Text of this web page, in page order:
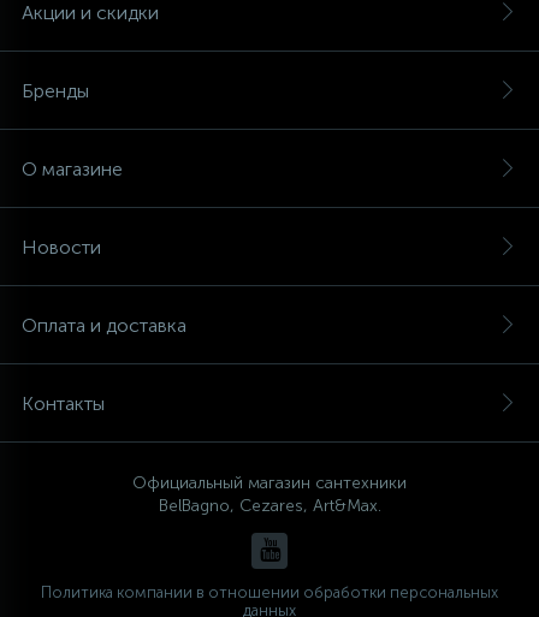
Акции и скидки
Бренды
О магазине
Новости
Оплата и доставка
Контакты
Официальный магазин сантехники
BelBagno, Cezares, Art&Max.
Политика компании в отношении обработки персональных
данных